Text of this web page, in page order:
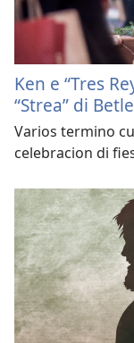
Ken e “Tres
“Strea” di
Varios termino
celebracion di